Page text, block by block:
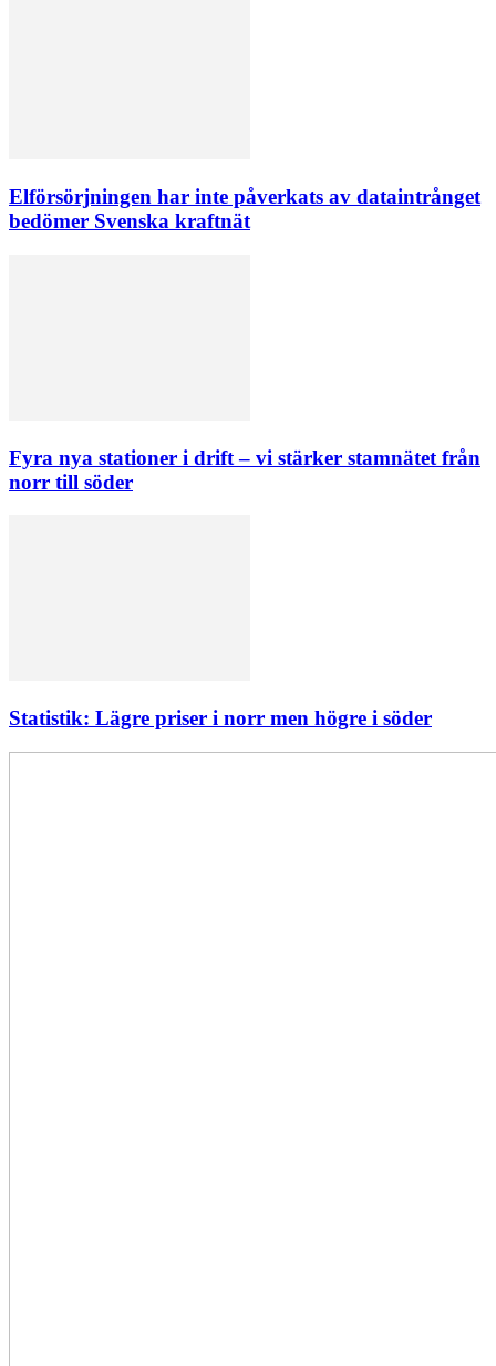
Elförsörjningen har inte påverkats av dataintrånget
bedömer Svenska kraftnät
Fyra nya stationer i drift – vi stärker stamnätet från
norr till söder
Statistik: Lägre priser i norr men högre i söder